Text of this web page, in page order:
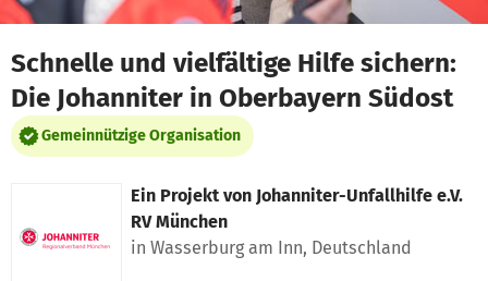
Schnelle und vielfältige Hilfe sichern:
Die Johanniter in Oberbayern Südost
Gemeinnützige Organisation
Ein Projekt von Johanniter-Unfallhilfe e.V.
RV München
in Wasserburg am Inn, Deutschland